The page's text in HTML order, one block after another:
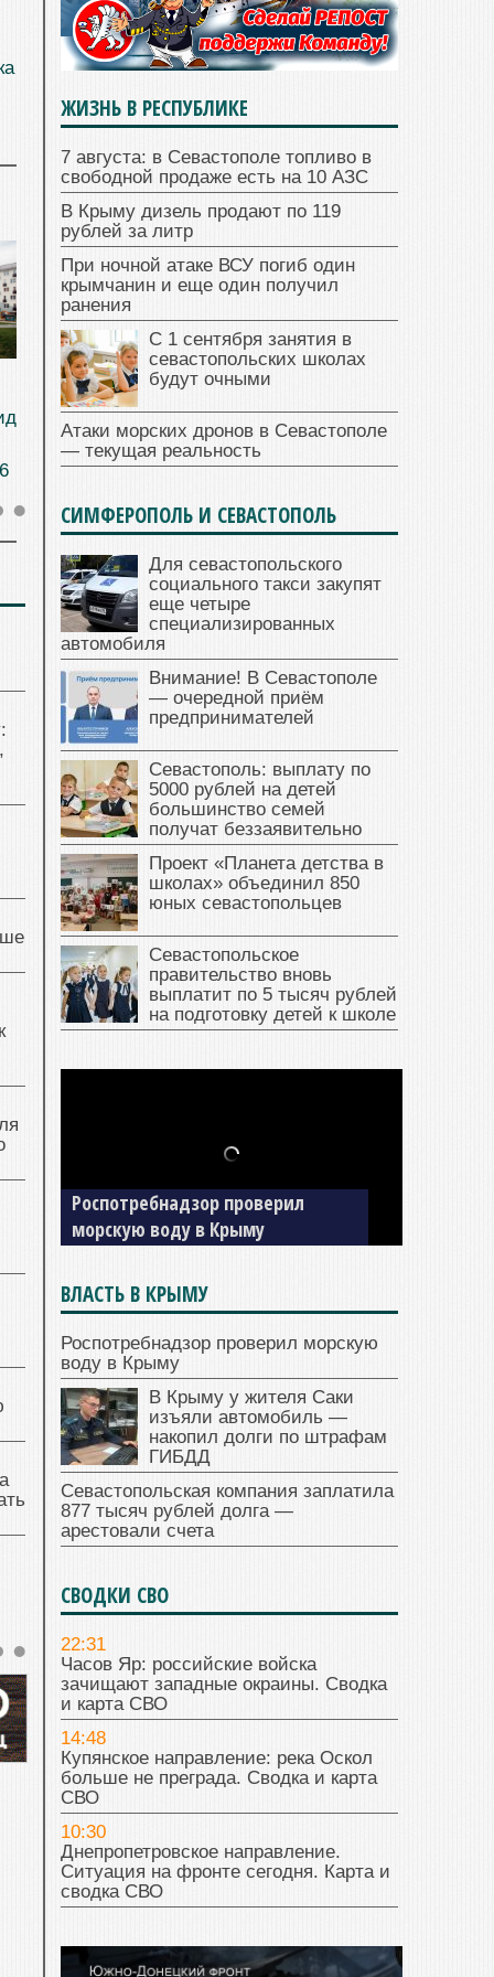
ЖИЗНЬ В РЕСПУБЛИКЕ
7 августа: в Севастополе топливо в
свободной продаже есть на 10 АЗС
В Крыму дизель продают по 119
рублей за литр
При ночной атаке ВСУ погиб один
крымчанин и еще один получил
ранения
С 1 сентября занятия в
севастопольских школах
будут очными
Атаки морских дронов в Севастополе
— текущая реальность
СИМФЕРОПОЛЬ И СЕВАСТОПОЛЬ
Для севастопольского
социального такси закупят
еще четыре
специализированных
автомобиля
Внимание! В Севастополе
— очередной приём
предпринимателей
Севастополь: выплату по
5000 рублей на детей
большинство семей
получат беззаявительно
Проект «Планета детства в
школах» объединил 850
юных севастопольцев
Севастопольское
правительство вновь
выплатит по 5 тысяч рублей
на подготовку детей к школе
Роспотребнадзор проверил
морскую воду в Крыму
ВЛАСТЬ В КРЫМУ
Роспотребнадзор проверил морскую
воду в Крыму
В Крыму у жителя Саки
изъяли автомобиль —
накопил долги по штрафам
ГИБДД
Севастопольская компания заплатила
877 тысяч рублей долга —
арестовали счета
СВОДКИ СВО
22:31
Часов Яр: российские войска
зачищают западные окраины. Сводка
и карта СВО
14:48
Купянское направление: река Оскол
больше не преграда. Сводка и карта
СВО
10:30
Днепропетровское направление.
Ситуация на фронте сегодня. Карта и
сводка СВО